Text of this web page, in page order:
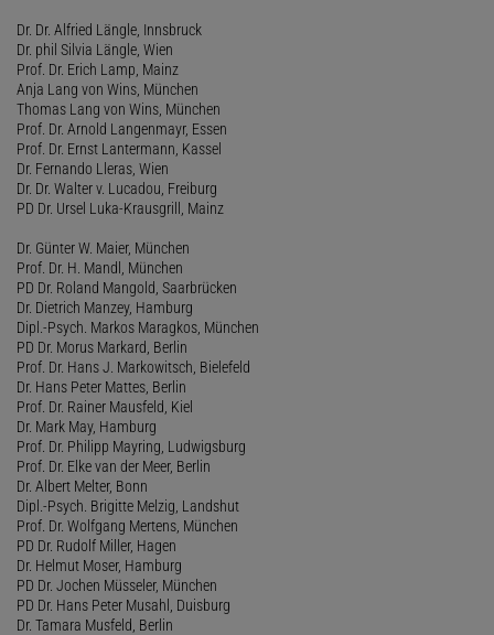
Dr. Dr. Alfried Längle, Innsbruck
Dr. phil Silvia Längle, Wien
Prof. Dr. Erich Lamp, Mainz
Anja Lang von Wins, München
Thomas Lang von Wins, München
Prof. Dr. Arnold Langenmayr, Essen
Prof. Dr. Ernst Lantermann, Kassel
Dr. Fernando Lleras, Wien
Dr. Dr. Walter v. Lucadou, Freiburg
PD Dr. Ursel Luka-Krausgrill, Mainz
Dr. Günter W. Maier, München
Prof. Dr. H. Mandl, München
PD Dr. Roland Mangold, Saarbrücken
Dr. Dietrich Manzey, Hamburg
Dipl.-Psych. Markos Maragkos, München
PD Dr. Morus Markard, Berlin
Prof. Dr. Hans J. Markowitsch, Bielefeld
Dr. Hans Peter Mattes, Berlin
Prof. Dr. Rainer Mausfeld, Kiel
Dr. Mark May, Hamburg
Prof. Dr. Philipp Mayring, Ludwigsburg
Prof. Dr. Elke van der Meer, Berlin
Dr. Albert Melter, Bonn
Dipl.-Psych. Brigitte Melzig, Landshut
Prof. Dr. Wolfgang Mertens, München
PD Dr. Rudolf Miller, Hagen
Dr. Helmut Moser, Hamburg
PD Dr. Jochen Müsseler, München
PD Dr. Hans Peter Musahl, Duisburg
Dr. Tamara Musfeld, Berlin